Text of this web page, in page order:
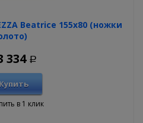
Beatrice 155х80 (ножки
334 Р
Купить
в 1 клик